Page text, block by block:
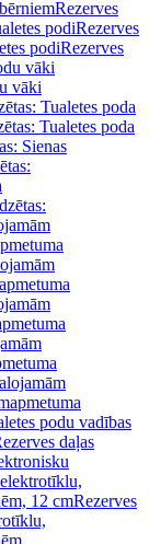
Rezerves
podiRezerves
podiRezerves
vāki
vāki
Tualetes poda
Tualetes poda
Sienas
podu vadības
daļas
12 cmRezerves